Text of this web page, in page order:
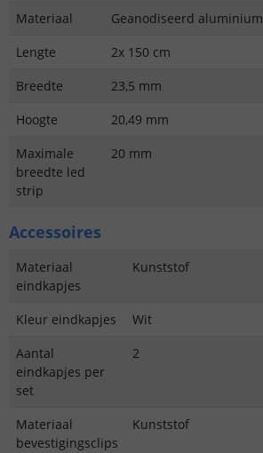
Materiaal
Geanodiseerd aluminium
Lengte
2x 150 cm
Breedte
23,5 mm
Hoogte
20,49 mm
Maximale
breedte led
strip
20 mm
Accessoires
Materiaal
eindkapjes
Kunststof
Kleur eindkapjes
Wit
Aantal
eindkapjes per
set
2
Materiaal
bevestigingsclips
Kunststof